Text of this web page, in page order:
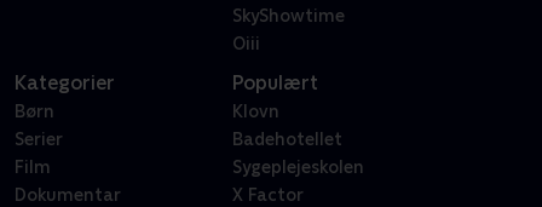
SkyShowtime
Oiii
Kategorier
Børn
Serier
Film
Dokumentar
Populært
Klovn
Badehotellet
Sygeplejeskolen
X Factor